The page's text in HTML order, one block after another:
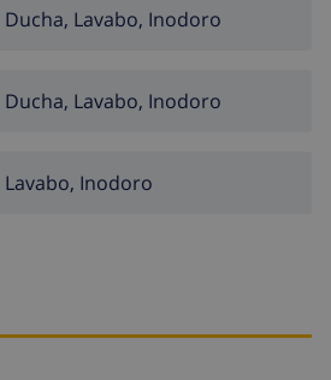
Ducha, Lavabo, Inodoro
Ducha, Lavabo, Inodoro
Lavabo, Inodoro